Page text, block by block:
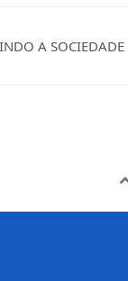
A SOCIEDADE